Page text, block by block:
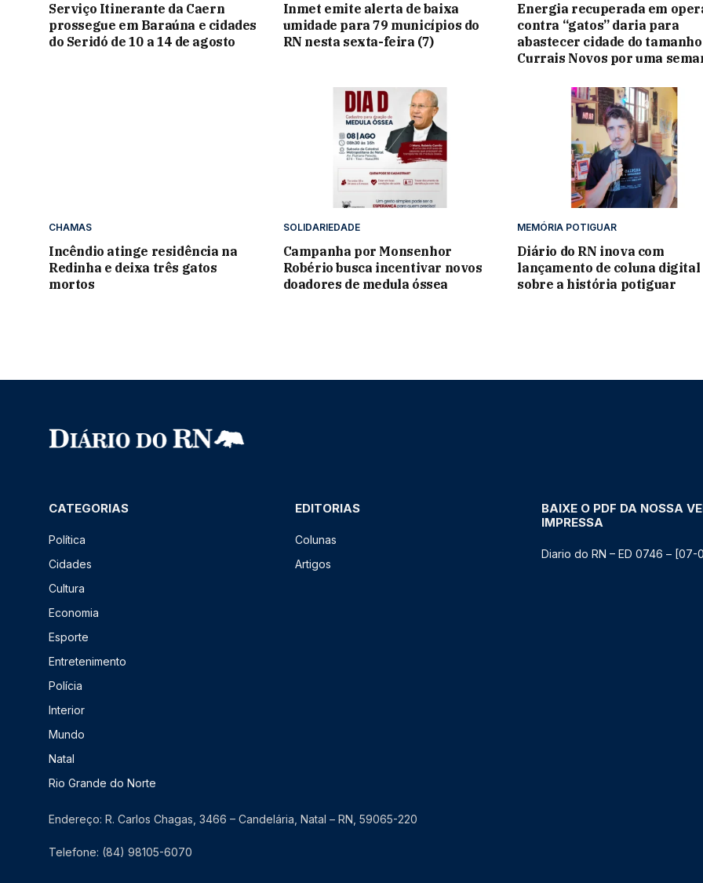
Serviço Itinerante da Caern
prossegue em Baraúna e cidades
do Seridó de 10 a 14 de agosto
Inmet emite alerta de baixa
umidade para 79 municípios do
RN nesta sexta-feira (7)
Energia recuperada em
contra “gatos” daria para
abastecer cidade do
Currais Novos por uma
CHAMAS
Incêndio atinge residência na
Redinha e deixa três gatos
mortos
SOLIDARIEDADE
Campanha por Monsenhor
Robério busca incentivar novos
doadores de medula óssea
MEMÓRIA POTIGUAR
Diário do RN inova com
lançamento de coluna digital
sobre a história potiguar
CATEGORIAS
Política
Cidades
Cultura
Economia
Esporte
Entretenimento
Polícia
Interior
Mundo
Natal
Rio Grande do Norte
EDITORIAS
Colunas
Artigos
BAIXE O PDF DA NOSSA
IMPRESSA
Diario do RN – ED 0746 – [07-
Endereço: R. Carlos Chagas, 3466 – Candelária, Natal – RN, 59065-220
Telefone: (84) 98105-6070